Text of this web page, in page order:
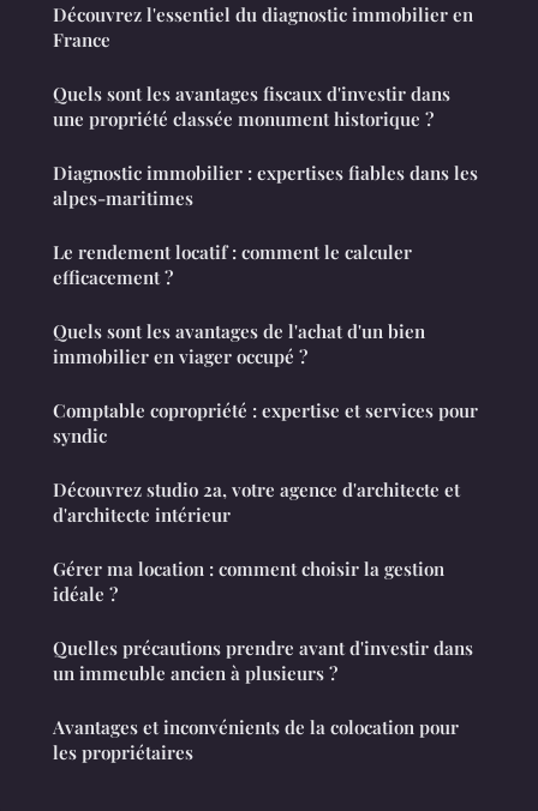
Découvrez l'essentiel du diagnostic immobilier en
France
Quels sont les avantages fiscaux d'investir dans
une propriété classée monument historique ?
Diagnostic immobilier : expertises fiables dans les
alpes-maritimes
Le rendement locatif : comment le calculer
efficacement ?
Quels sont les avantages de l'achat d'un bien
immobilier en viager occupé ?
Comptable copropriété : expertise et services pour
syndic
Découvrez studio 2a, votre agence d'architecte et
d'architecte intérieur
Gérer ma location : comment choisir la gestion
idéale ?
Quelles précautions prendre avant d'investir dans
un immeuble ancien à plusieurs ?
Avantages et inconvénients de la colocation pour
les propriétaires